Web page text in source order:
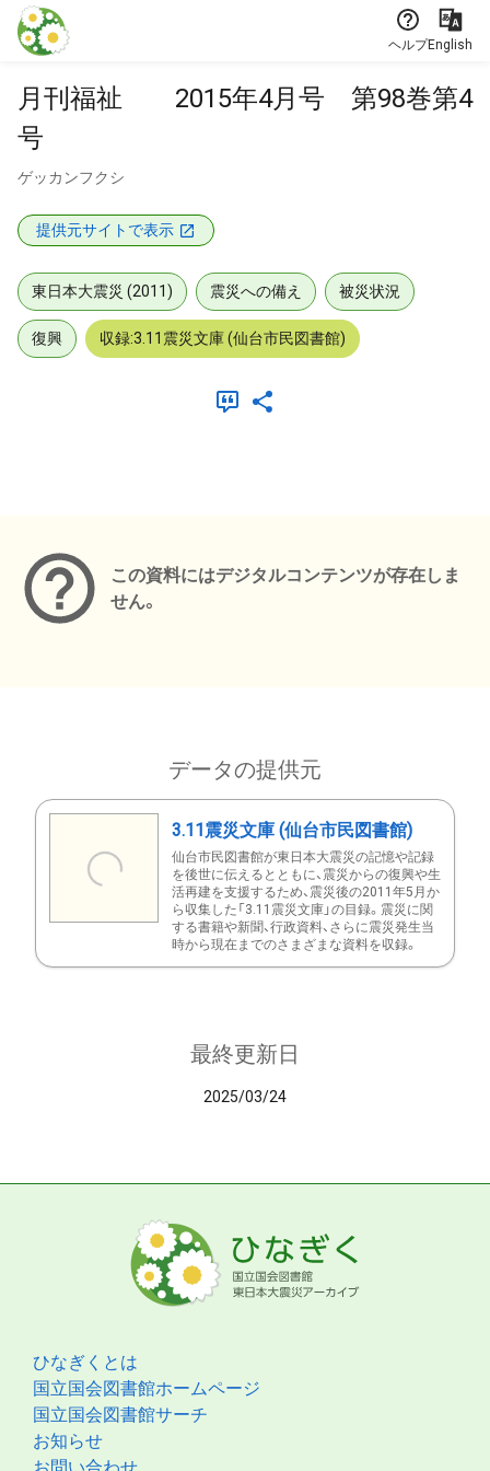
本文に飛ぶ
ヘルプEnglish
月刊福祉 2015年4月号 第98巻第4
号
ゲッカンフクシ
提供元サイトで表示
東日本大震災 (2011) 震災への備え 被災状況
復興 収録:3.11震災文庫 (仙台市民図書館)
この資料にはデジタルコンテンツが存在しま
せん。
データの提供元
3.11震災文庫 (仙台市民図書館)
仙台市民図書館が東日本大震災の記憶や記録
を後世に伝えるとともに、震災からの復興や生
活再建を支援するため、震災後の2011年5月か
ら収集した「3.11震災文庫」の目録。震災に関
する書籍や新聞、行政資料、さらに震災発生当
時から現在までのさまざまな資料を収録。
最終更新日
2025/03/24
ひなぎくとは
国立国会図書館ホームページ
国立国会図書館サーチ
お知らせ